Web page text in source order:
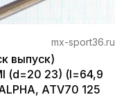
mx-sport36.ru
выпуск)
(d=20 23) (l=64,9
ATV70 125